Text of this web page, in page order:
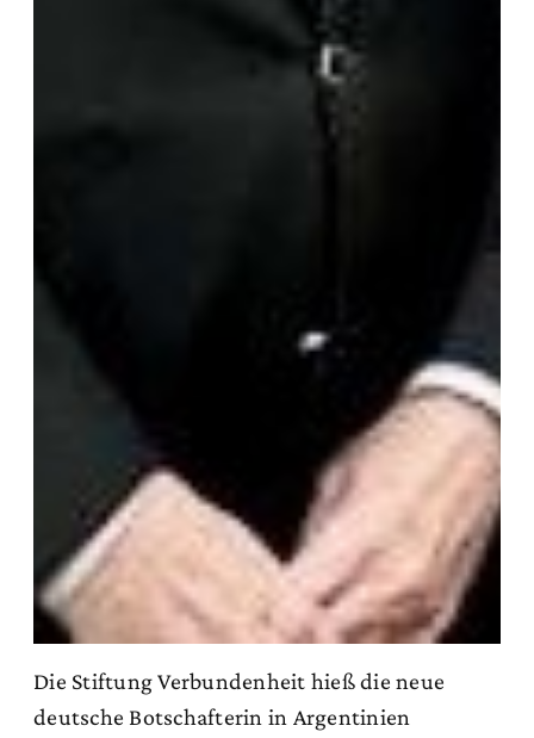
Die Stiftung Verbundenheit hieß die neue
deutsche Botschafterin in Argentinien